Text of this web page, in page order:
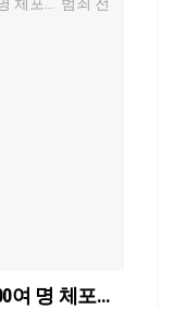
여 명 체포…